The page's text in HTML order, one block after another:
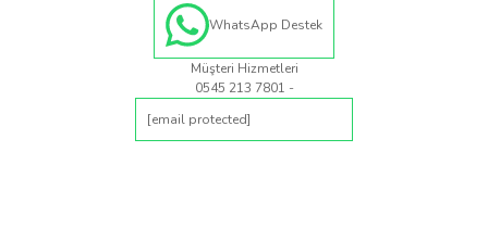
WhatsApp Destek
Müşteri Hizmetleri
0545 213 7801 -
[email protected]